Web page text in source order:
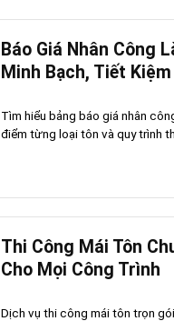
Báo Giá Nhân Công
Minh Bạch, Tiết
Tìm hiểu bảng báo giá nhân
điểm từng loại tôn và quy trình
Thi Công Mái Tôn
Cho Mọi Công Trình
Dịch vụ thi công mái tôn trọn